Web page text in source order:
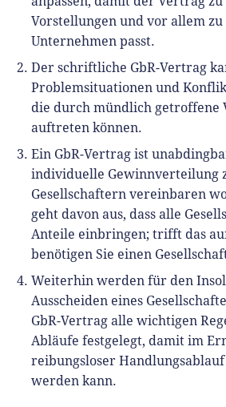
Vorstellungen und vor allem
Unternehmen passt.
Der schriftliche GbR-Vertrag
Problemsituationen und
die durch mündlich getroffene
auftreten können.
Ein GbR-Vertrag ist
individuelle Gewinnverteilung
Gesellschaftern vereinbaren
geht davon aus, dass alle
Anteile einbringen; trifft das
benötigen Sie einen
Weiterhin werden für den
Ausscheiden eines
GbR-Vertrag alle wichtigen
Abläufe festgelegt, damit im
reibungsloser
werden kann.